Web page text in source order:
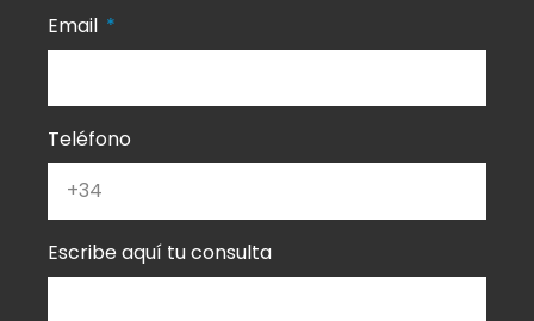
Email
Teléfono
Escribe aquí tu consulta